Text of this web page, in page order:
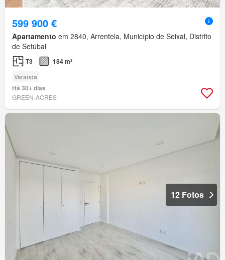
599 900 €
Apartamento em 2840, Arrentela, Município de Seixal, Distrito
de Setúbal
T3 184 m²
Varanda
Há 30+ dias
GREEN-ACRES
12 Fotos